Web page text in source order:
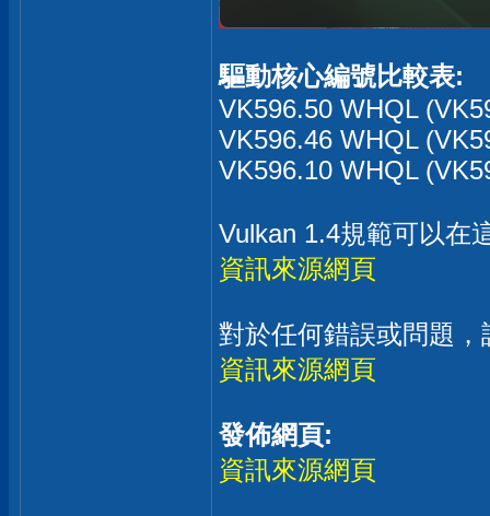
驅動核心編號比較表:
VK596.50 WHQL
VK596.46 WHQL
VK596.10 WHQL
Vulkan 1.4規範可以在
資訊來源網頁
對於任何錯誤或問題
資訊來源網頁
發佈網頁:
資訊來源網頁